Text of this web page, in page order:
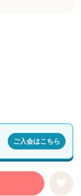
ご入会はこちら